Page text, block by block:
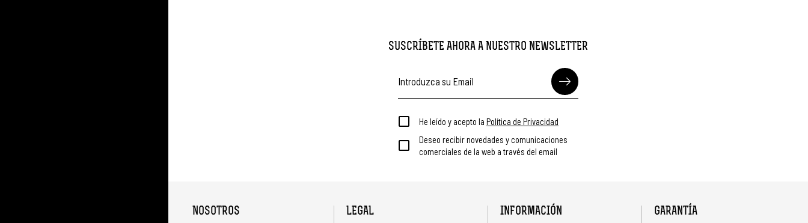
SUSCRÍBETE AHORA A NUESTRO NEWSLETTER
He leído y acepto la Política de Privacidad
Deseo recibir novedades y comunicaciones
comerciales de la web a través del email
NOSOTROS LEGAL INFORMACIÓN GARANTÍA